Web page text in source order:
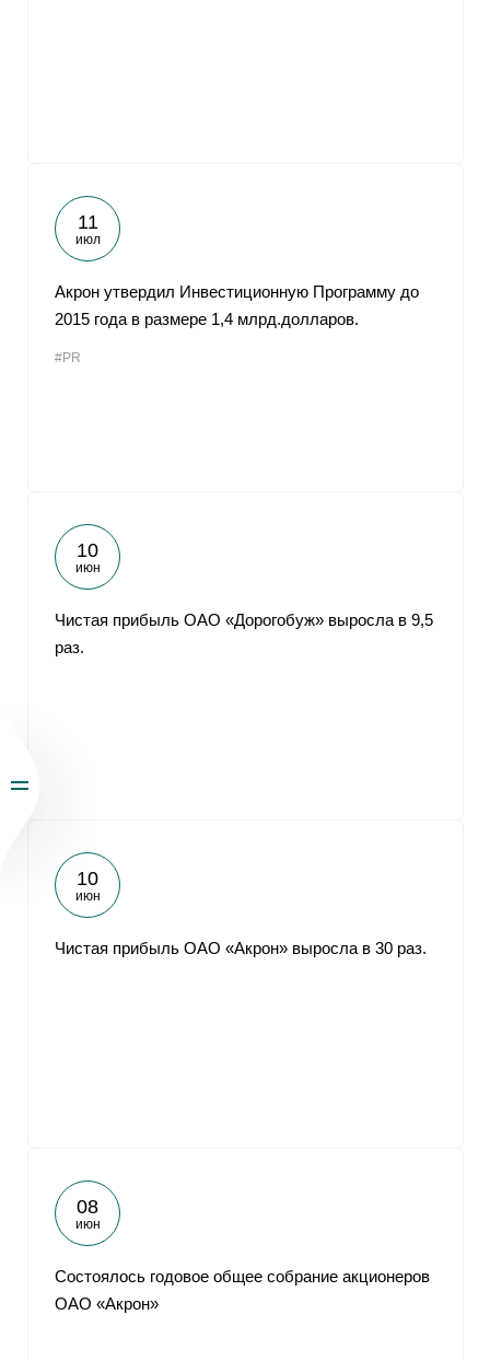
11
июл
Акрон утвердил Инвестиционную Программу до
2015 года в размере 1,4 млрд.долларов.
#PR
10
июн
Чистая прибыль ОАО «Дорогобуж» выросла в 9,5
раз.
10
июн
Чистая прибыль ОАО «Акрон» выросла в 30 раз.
08
июн
Состоялось годовое общее собрание акционеров
ОАО «Акрон»